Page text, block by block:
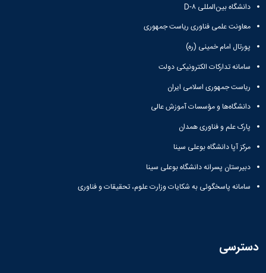
دانشگاه بین‌المللی D-۸
معاونت علمی فناوری ریاست جمهوری
پورتال امام خمینی (ره)
سامانه تدارکات الکترونیکی دولت
ریاست جمهوری اسلامی ایران
دانشگاه‌ها و مؤسسات آموزش عالی
پارک علم و فناوری همدان
مرکز آپا دانشگاه بوعلی سینا
دبیرستان پسرانه دانشگاه بوعلی سینا
سامانه پاسخگوئی به شکایات وزارت علوم، تحقیقات و فناوری
دسترسی